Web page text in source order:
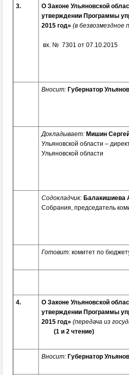
3.
О Законе Ульяновской
утверждении Программы
2015 год» (в
вх. № 7301 от 07.10.2015
Вносит:Губернатор
Докладывает: Мишин
Ульяновской области –
Ульяновской области
Содокладчик:Балакишиева
Собрания, председатель
Готовит:комитет по
4.
О Законе Ульяновской
утверждении Программы
2015 год» (передача из
(1 и 2 чтение)
Вносит:Губернатор